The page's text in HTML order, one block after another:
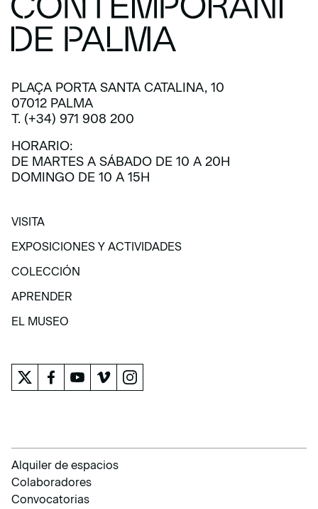
PLAÇA PORTA SANTA CATALINA, 10
07012 PALMA
T. (+34) 971 908 200
HORARIO:
DE MARTES A SÁBADO DE 10 A 20H
DOMINGO DE 10 A 15H
VISITA
VISITA
EXPOSICIONES Y ACTIVIDADES
EXPOSICIONES Y ACTIVIDADES
COLECCIÓN
COLECCIÓN
APRENDER
APRENDER
EL MUSEO
Alquiler de espacios
Colaboradores
Convocatorias